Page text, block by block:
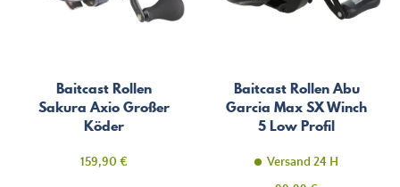
Baitcast Rollen
Sakura Axio Großer
Köder
Preis
159,90 €
Baitcast Rollen Abu
Garcia Max SX Winch
5 Low Profil
Versand 24 H